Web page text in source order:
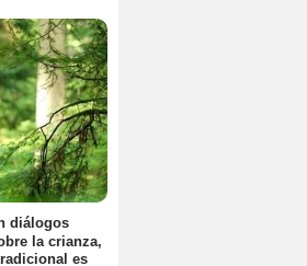
diálogos
la crianza,
es